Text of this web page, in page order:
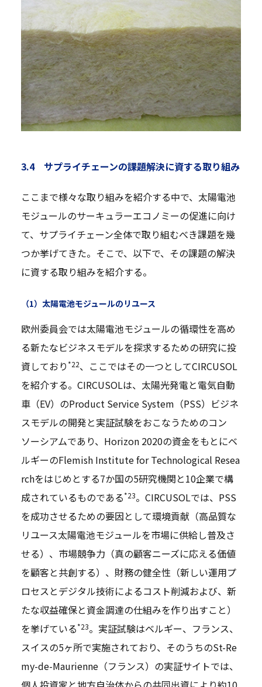
3.4 サプライチェーンの課題解決に資する取り組み
ここまで様々な取り組みを紹介する中で、太陽電池
モジュールのサーキュラーエコノミーの促進に向け
て、サプライチェーン全体で取り組むべき課題を幾
つか挙げてきた。そこで、以下で、その課題の解決
に資する取り組みを紹介する。
（1）太陽電池モジュールのリユース
欧州委員会では太陽電池モジュールの循環性を高め
る新たなビジネスモデルを探求するための研究に投
資しており *22、ここではその一つとしてCIRCUSOL
を紹介する。CIRCUSOLは、太陽光発電と電気自動
車（EV）のProduct Service System（PSS）ビジネ
スモデルの開発と実証試験をおこなうためのコン
ソーシアムであり、Horizon 2020の資金をもとにベ
ルギーのFlemish Institute for Technological Resea
rchをはじめとする7か国の5研究機関と10企業で構
成されているものである*23。CIRCUSOLでは、PSS
を成功させるための要因として環境貢献（高品質な
リユース太陽電池モジュールを市場に供給し普及さ
せる）、市場競争力（真の顧客ニーズに応える価値
を顧客と共創する）、財務の健全性（新しい運用プ
ロセスとデジタル技術によるコスト削減および、新
たな収益確保と資金調達の仕組みを作り出すこと）
を挙げている*23。実証試験はベルギー、フランス、
スイスの5ヶ所で実施されており、そのうちのSt-Re
my-de-Maurienne（フランス）の実証サイトでは、